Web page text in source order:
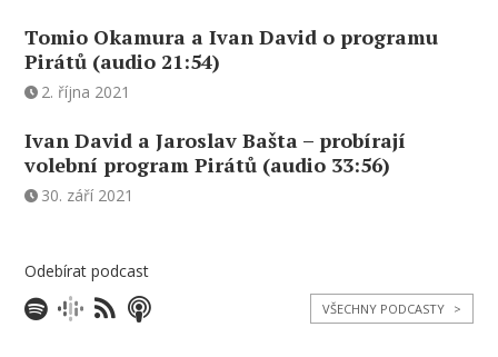
Tomio Okamura a Ivan David o programu
Pirátů (audio 21:54)
2. října 2021
Ivan David a Jaroslav Bašta – probírají
volební program Pirátů (audio 33:56)
30. září 2021
Odebírat podcast
VŠECHNY PODCASTY >